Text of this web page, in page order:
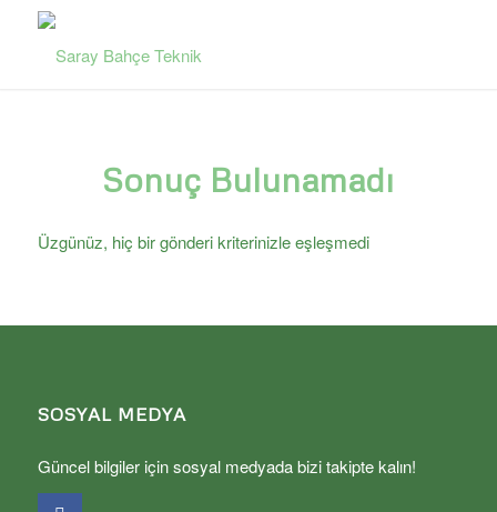
Sonuç Bulunamadı
Üzgünüz, hiç bir gönderi kriterinizle eşleşmedi
SOSYAL MEDYA
Güncel bilgiler için sosyal medyada bizi takipte kalın!